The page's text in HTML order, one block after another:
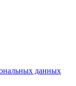
данных